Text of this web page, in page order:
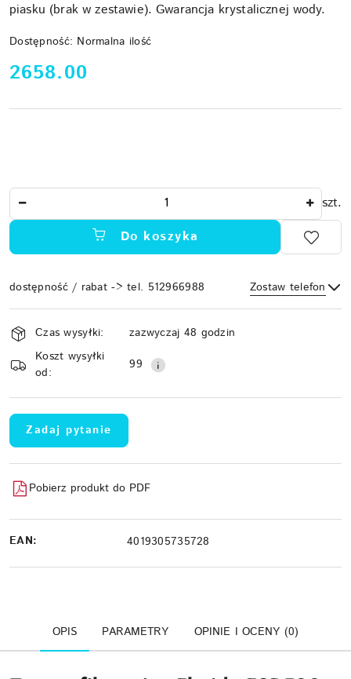
piasku (brak w zestawie). Gwarancja krystalicznej wody.
Dostępność: Normalna ilość
cena:
2658.00
szt.
Do koszyka
dostępność / rabat -> tel. 512966988 Zostaw telefon
Wyślij
Dostępność
i
dostawa
Czas wysyłki:
zazwyczaj 48 godzin
Koszt wysyłki
od:
99
Zadaj pytanie
Pobierz produkt do PDF
EAN: 4019305735728
OPIS PARAMETRY OPINIE I OCENY (0)